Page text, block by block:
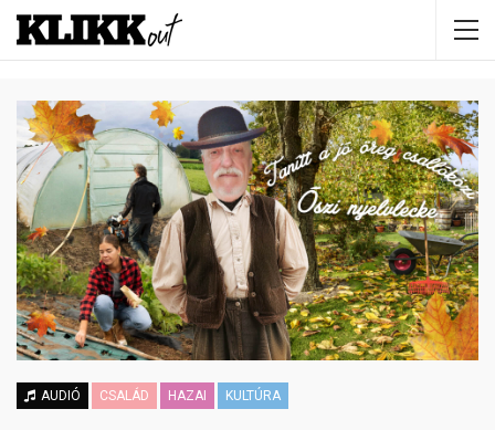
AUDIÓ CSALÁD HAZAI KULTÚRA